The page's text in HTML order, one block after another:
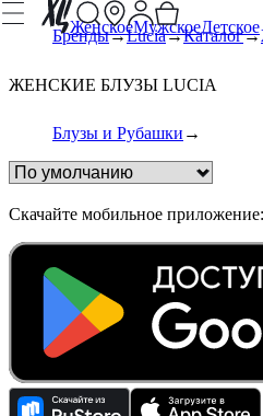
ЖенскоеМужскоеДетское
Бренды Lucia Каталог
ЖЕНСКИЕ БЛУЗЫ LUCIA
Блузы и Рубашки
Скачайте мобильное приложение: